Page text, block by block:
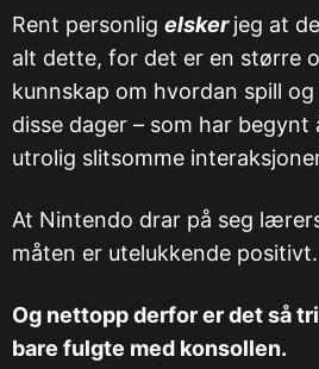
Rent personlig elskerjeg at
alt dette, for det er en større
kunnskap om hvordan spill
disse dager – som har begynt
utrolig slitsomme
At Nintendo drar på seg
måten er utelukkende positivt.
Og nettopp derfor er det så
bare fulgte med konsollen.